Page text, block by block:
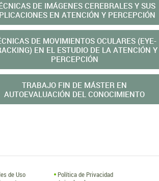
DE IMÁGENES CEREBRALES Y SUS
EN ATENCIÓN Y PERCEPCIÓN
DE MOVIMIENTOS OCULARES (EYE-
EN EL ESTUDIO DE LA ATENCIÓN Y
PERCEPCIÓN
TRABAJO FIN DE MÁSTER EN
AUTOEVALUACIÓN DEL CONOCIMIENTO
de Uso
Política de Privacidad